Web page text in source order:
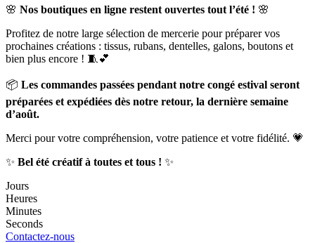
🌸 Nos boutiques en ligne restent ouvertes tout l’été ! 🌸
Profitez de notre large sélection de mercerie pour préparer vos
prochaines créations : tissus, rubans, dentelles, galons, boutons et
bien plus encore ! 🧵💕
📦 Les commandes passées pendant notre congé estival seront
préparées et expédiées dès notre retour, la dernière semaine
d’août.
Merci pour votre compréhension, votre patience et votre fidélité. 💗
✨ Bel été créatif à toutes et tous ! ✨
Jours
Heures
Minutes
Seconds
Contactez-nous